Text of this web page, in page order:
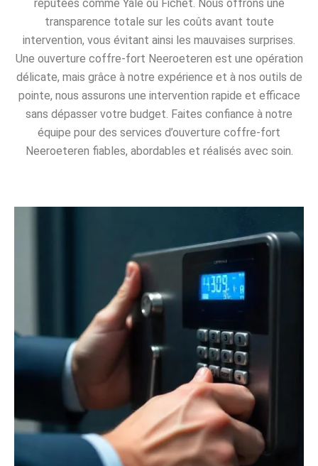
réputées comme Yale ou Fichet. Nous offrons une
transparence totale sur les coûts avant toute
intervention, vous évitant ainsi les mauvaises surprises.
Une ouverture coffre-fort Neeroeteren est une opération
délicate, mais grâce à notre expérience et à nos outils de
pointe, nous assurons une intervention rapide et efficace
sans dépasser votre budget. Faites confiance à notre
équipe pour des services d’ouverture coffre-fort
Neeroeteren fiables, abordables et réalisés avec soin.